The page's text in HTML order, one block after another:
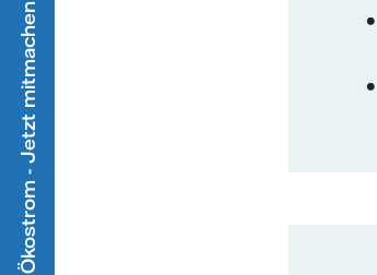
Ökostrom - Jetzt mitmachen